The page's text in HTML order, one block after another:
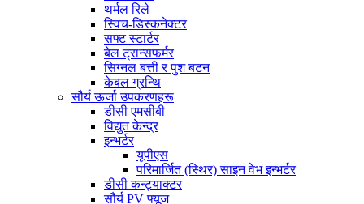
थर्मल रिले
स्विच-डिस्कनेक्टर
सफ्ट स्टार्टर
बेल ट्रान्सफर्मर
सिग्नल बत्ती र पुश बटन
केबल ग्रन्थि
सौर्य ऊर्जा उपकरणहरू
डीसी एमसीबी
विद्युत केन्द्र
इन्भर्टर
यूपीएस
परिमार्जित (स्थिर) साइन वेभ इन्भर्टर
डीसी कन्ट्याक्टर
सौर्य PV फ्यूज